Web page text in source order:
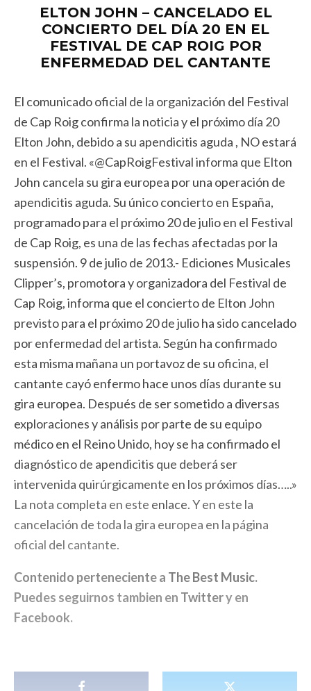
ELTON JOHN – CANCELADO EL
CONCIERTO DEL DÍA 20 EN EL
FESTIVAL DE CAP ROIG POR
ENFERMEDAD DEL CANTANTE
El comunicado oficial de la organización del Festival
de Cap Roig confirma la noticia y el próximo día 20
Elton John, debido a su apendicitis aguda , NO estará
en el Festival. «@CapRoigFestival informa que Elton
John cancela su gira europea por una operación de
apendicitis aguda. Su único concierto en España,
programado para el próximo 20 de julio en el Festival
de Cap Roig, es una de las fechas afectadas por la
suspensión. 9 de julio de 2013.- Ediciones Musicales
Clipper’s, promotora y organizadora del Festival de
Cap Roig, informa que el concierto de Elton John
previsto para el próximo 20 de julio ha sido cancelado
por enfermedad del artista. Según ha confirmado
esta misma mañana un portavoz de su oficina, el
cantante cayó enfermo hace unos días durante su
gira europea. Después de ser sometido a diversas
exploraciones y análisis por parte de su equipo
médico en el Reino Unido, hoy se ha confirmado el
diagnóstico de apendicitis que deberá ser
intervenida quirúrgicamente en los próximos días…..»
La nota completa en este enlace. Y en este la
cancelación de toda la gira europea en la página
oficial del cantante.
Contenido perteneciente a The Best Music.
Puedes seguirnos tambien en Twittery en
Facebook.